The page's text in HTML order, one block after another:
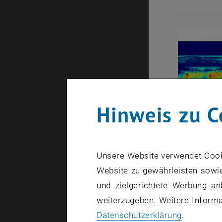
Hinweis zu
Unsere Website verwendet
Website zu gewährleisten
und zielgerichtete Werbung
weiterzugeben. Weitere
Datenschutzerklärung.